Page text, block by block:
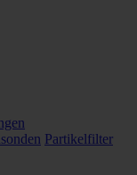
Partikelfilter